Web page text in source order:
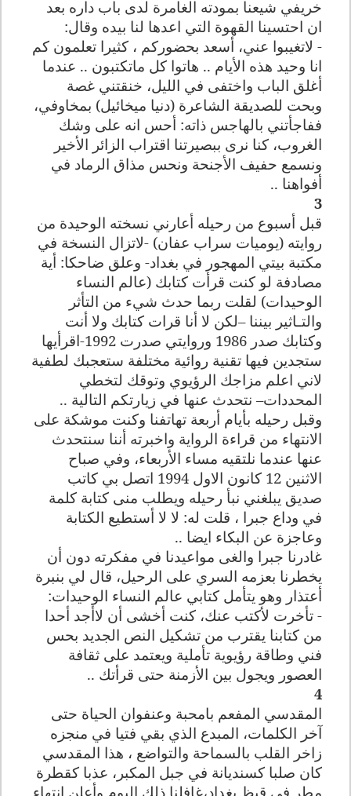
خريفي شيعنا بمودته الغامرة لدى باب داره بعد
ان احتسينا القهوة التي اعدها لنا بيده وقال:
- لاتغيبوا عني، أسعد بحضوركم ، كثيرا تعلمون كم
انا وحيد هذه الأيام .. هاتوا كل ماتكتبون .. عندما
أغلق الباب واختفى في الليل، خنقتني غصة
وبحت للصديقة الشاعرة (دنيا ميخائيل) بمخاوفي،
ففاجأتني بالهاجس ذاته: أحس انه على وشك
الغروب، كنا نرى ببصيرتنا اقتراب الزائر الأخير
ونسمع حفيف الأجنحة ونحس مذاق الرماد في
أفواهنا ..
3
قبل أسبوع من رحيله أعارني نسخته الوحيدة من
روايته (يوميات سراب عفان) -لاتزال النسخة في
مكتبة بيتي المهجور في بغداد- وعلق ضاحكا: أية
مصادفة لو كنت قرأت كتابك (عالم النساء
الوحيدات) لقلت ربما حدث شيء من التأثر
والتـاثير بيننا –لكن لا أنا قرات كتابك ولا أنت
وكتابك صدر 1986 وروايتي صدرت 1992-اقرأيها
ستجدين فيها تقنية روائية مختلفة ستعجبك لطفية
لاني اعلم مزاجك الرؤيوي وتوقك لتخطي
المحددات– نتحدث عنها في زيارتكم التالية ..
وقبل رحيله بأيام أربعة تهاتفنا وكنت موشكة على
الانتهاء من قراءة الرواية واخبرته أننا سنتحدث
عنها عندما نلتقيه مساء الأربعاء، وفي صباح
الاثنين 12 كانون الاول 1994 اتصل بي كاتب
صديق يبلغني نبأ رحيله ويطلب منى كتابة كلمة
في وداع جبرا ، قلت له: لا لا أستطيع الكتابة
وعاجزة عن البكاء ايضا ..
غادرنا جبرا والغى مواعيدنا في مفكرته دون أن
يخطرنا بعزمه السري على الرحيل، قال لي بنبرة
أعتذار وهو يتأمل كتابي عالم النساء الوحيدات:
- تأخرت لأكتب عنك، كنت أخشى أن لاأجد أحدا
من كتابنا يقترب من تشكيل النص الجديد بحس
فني وطاقة رؤيوية تأملية ويعتمد على ثقافة
العصور ويجول بين الأزمنة حتى قرأتك ..
4
المقدسي المفعم بامحبة وعنفوان الحياة حتى
آخر الكلمات، المبدع الذي بقي فتيا في منجزه
زاخر القلب بالسماحة والتواضع ، هذا المقدسي
كان صلبا كسنديانة في جبل المكبر، عذبا كقطرة
مطر في قيظ بغداد،غافلنا ذلك اليوم وأعلن انتهاء